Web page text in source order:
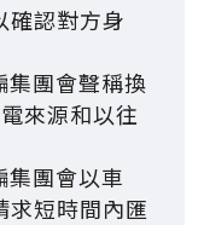
確認對方身
集團會聲稱換
來源和以往
集團會以車
求短時間內匯